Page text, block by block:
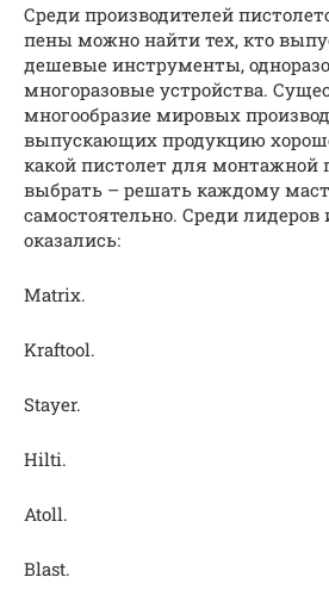
Среди производителей
пены можно найти тех, кто
дешевые инструменты,
многоразовые устройства.
многообразие мировых
выпускающих продукцию
какой пистолет для
выбрать – решать каждому
самостоятельно. Среди
оказались:
Matrix.
Kraftool.
Stayer.
Hilti.
Atoll.
Blast.